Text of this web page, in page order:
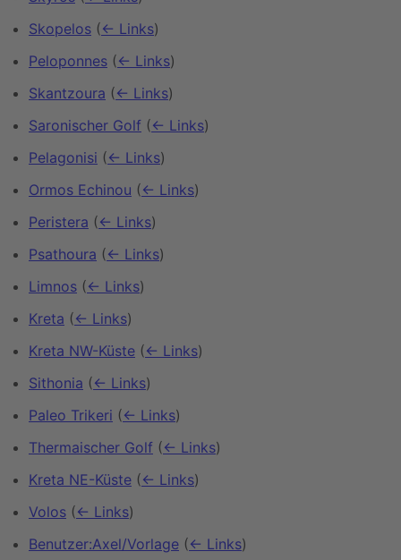
Skopelos (← Links)
Peloponnes (← Links)
Skantzoura (← Links)
Saronischer Golf (← Links)
Pelagonisi (← Links)
Ormos Echinou (← Links)
Peristera (← Links)
Psathoura (← Links)
Limnos (← Links)
Kreta (← Links)
Kreta NW-Küste (← Links)
Sithonia (← Links)
Paleo Trikeri (← Links)
Thermaischer Golf (← Links)
Kreta NE-Küste (← Links)
Volos (← Links)
Benutzer:Axel/Vorlage (← Links)